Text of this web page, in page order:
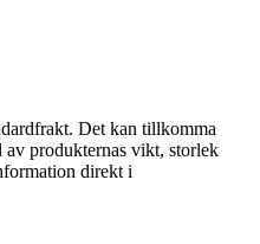
Det kan tillkomma
av produkternas vikt, storlek
direkt i